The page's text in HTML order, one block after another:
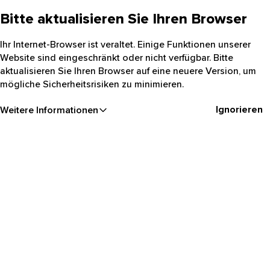
Bitte aktualisieren Sie Ihren Browser
Ihr Internet-Browser ist veraltet. Einige Funktionen unserer
Website sind eingeschränkt oder nicht verfügbar. Bitte
aktualisieren Sie Ihren Browser auf eine neuere Version, um
mögliche Sicherheitsrisiken zu minimieren.
Weitere Informationen Ignorieren